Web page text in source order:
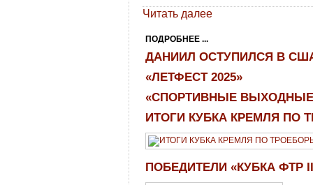
Читать далее
ПОДРОБНЕЕ ...
ДАНИИЛ ОСТУПИЛСЯ В
«ЛЕТФЕСТ 2025»
«СПОРТИВНЫЕ
ИТОГИ КУБКА КРЕМЛЯ ПО
ПОБЕДИТЕЛИ «КУБКА ФТР